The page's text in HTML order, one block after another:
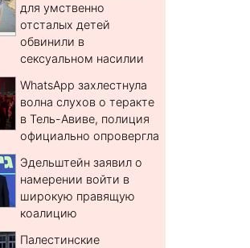
для умственно
отсталых детей
обвинили в
сексуальном насилии
WhatsApp захлестнула
волна слухов о теракте
в Тель-Авиве, полиция
официально опровергла
Эдельштейн заявил о
намерении войти в
широкую правящую
коалицию
Палестинские